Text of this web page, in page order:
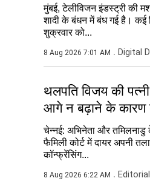
मुंबई, टेलीविजन इंडस्ट्री की
शादी के बंधन में बंध गई है। कई
शुक्रवार को...
8 Aug 2026 7:01 AM Digital
थलपति विजय की
आगे न बढ़ाने के कारण
चेन्नई: अभिनेता और तमिलनाडु
फैमिली कोर्ट में दायर अपनी
कॉन्फ्रेंसिंग...
8 Aug 2026 6:22 AM